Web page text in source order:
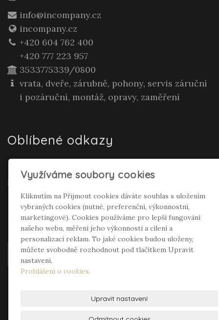
info@incompany.cz
incompany.cz
+420 604 762 400
+420 777 223 957
3533775339/0800
vrata, dveře, zárubně, pohony, servis záruční
i pozáruční, montáž, opravy, zaměření
Oblíbené odkazy
Realitní makléř Gepard Renata Polívková
Seifertová
Sociální sítě
Využíváme soubory cookies
Kliknutím na Přijmout cookies dáváte souhlas s uložením
vybraných cookies (nutné, preferenční, výkonnostní,
marketingové). Cookies používáme pro lepší fungování
našeho webu, měření jeho výkonnosti a cílení a
personalizaci reklam. To jaké cookies budou uloženy,
můžete svobodně rozhodnout pod tlačítkem Upravit
nastavení.
Prohlášení o cookies.
Upravit nastavení